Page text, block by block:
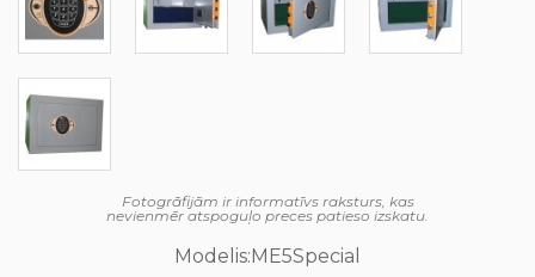
Fotogrāfijām ir informatīvs raksturs, kas
nevienmēr atspoguļo preces patieso izskatu.
Modelis:ME5Special